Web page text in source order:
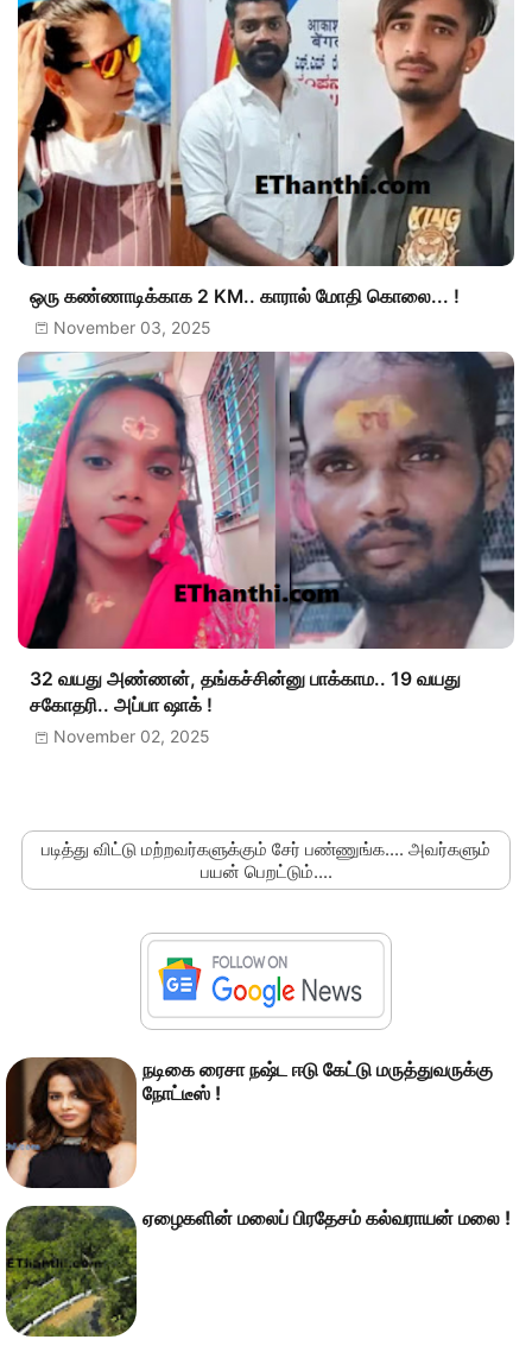
ஒரு கண்ணாடிக்காக 2 KM.. காரால் மோதி கொலை... !
November 03, 2025
32 வயது அண்ணன், தங்கச்சின்னு பாக்காம.. 19 வயது
சகோதரி.. அப்பா ஷாக் !
November 02, 2025
படித்து விட்டு மற்றவர்களுக்கும் சேர் பண்ணுங்க.... அவர்களும்
பயன் பெறட்டும்....
நடிகை ரைசா நஷ்ட ஈடு கேட்டு மருத்துவருக்கு
நோட்டீஸ் !
ஏழைகளின் மலைப் பிரதேசம் கல்வராயன் மலை !